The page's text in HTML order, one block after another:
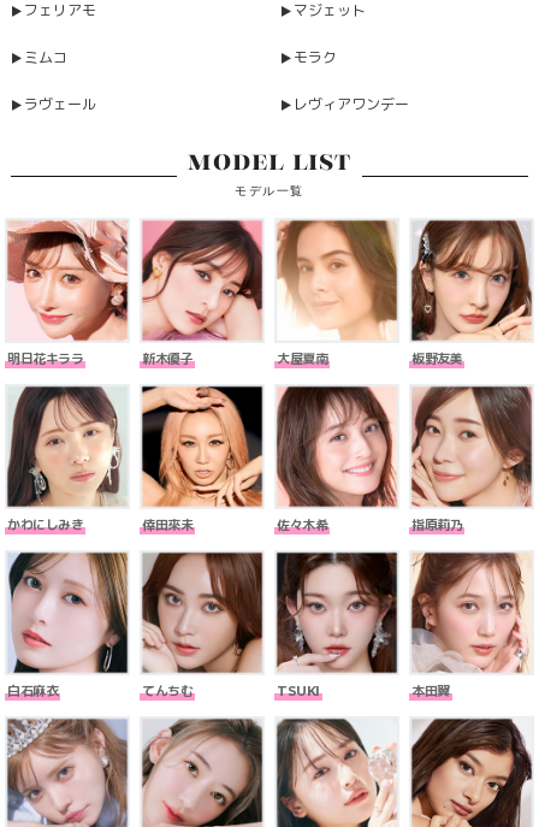
フェリアモ マジェット
ミムコ モラク
ラヴェール レヴィアワンデー
MODEL LIST
モデル一覧
明日花キララ 新木優子 大屋夏南 板野友美
かわにしみき 倖田來未 佐々木希 指原莉乃
白石麻衣 てんちむ TSUKI 本田翼